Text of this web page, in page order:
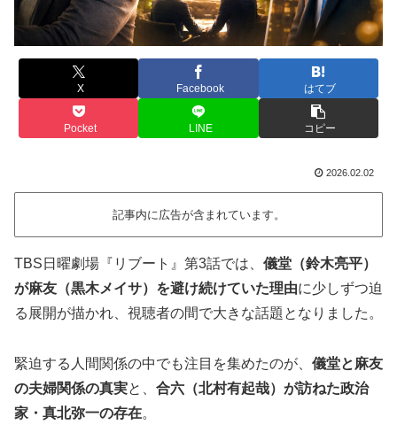
X Facebook はてブ
Pocket LINE コピー
2026.02.02
記事内に広告が含まれています。
TBS日曜劇場『リブート』第3話では、 儀堂（鈴木亮平）
が麻友（黒木メイサ）を避け続けていた理由に少しずつ迫
る展開が描かれ、視聴者の間で大きな話題となりました。
緊迫する人間関係の中でも注目を集めたのが、 儀堂と麻友
の夫婦関係の真実と、 合六（北村有起哉）が訪ねた政治
家・真北弥一の存在。